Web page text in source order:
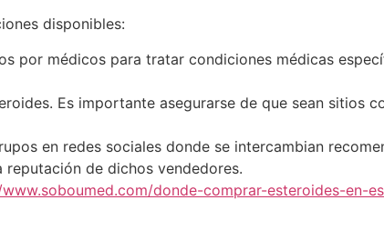
disponibles:
por médicos para tratar condiciones médicas
Es importante asegurarse de que sean sitios
en redes sociales donde se intercambian
de dichos vendedores.
donde-comprar-esteroides-en-